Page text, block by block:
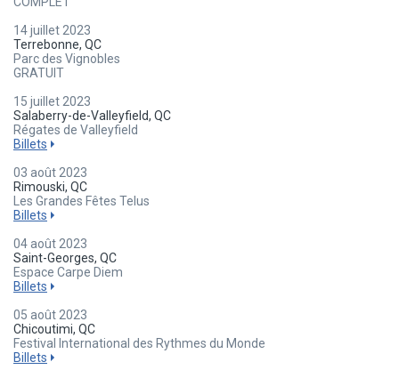
14 juillet 2023
Terrebonne, QC
Parc des Vignobles
GRATUIT
15 juillet 2023
Salaberry-de-Valleyfield, QC
Régates de Valleyfield
Billets
03 août 2023
Rimouski, QC
Les Grandes Fêtes Telus
Billets
04 août 2023
Saint-Georges, QC
Espace Carpe Diem
Billets
05 août 2023
Chicoutimi, QC
Festival International des Rythmes du Monde
Billets